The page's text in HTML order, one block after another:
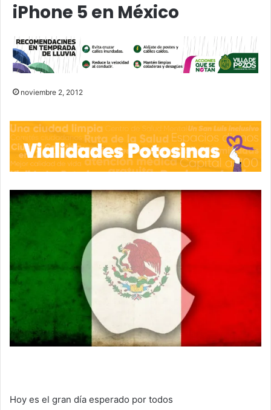
iPhone 5 en México
noviembre 2, 2012
Hoy es el gran día esperado por todos